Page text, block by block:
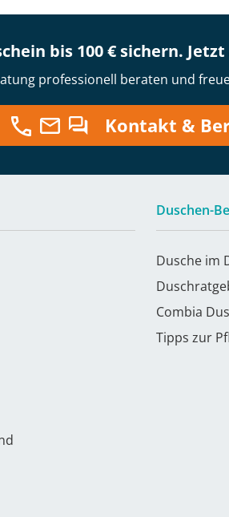
bis 100 € sichern.
professionell beraten und
Kontakt &
Duschen-
Dusche im
Combia
Tipps zur